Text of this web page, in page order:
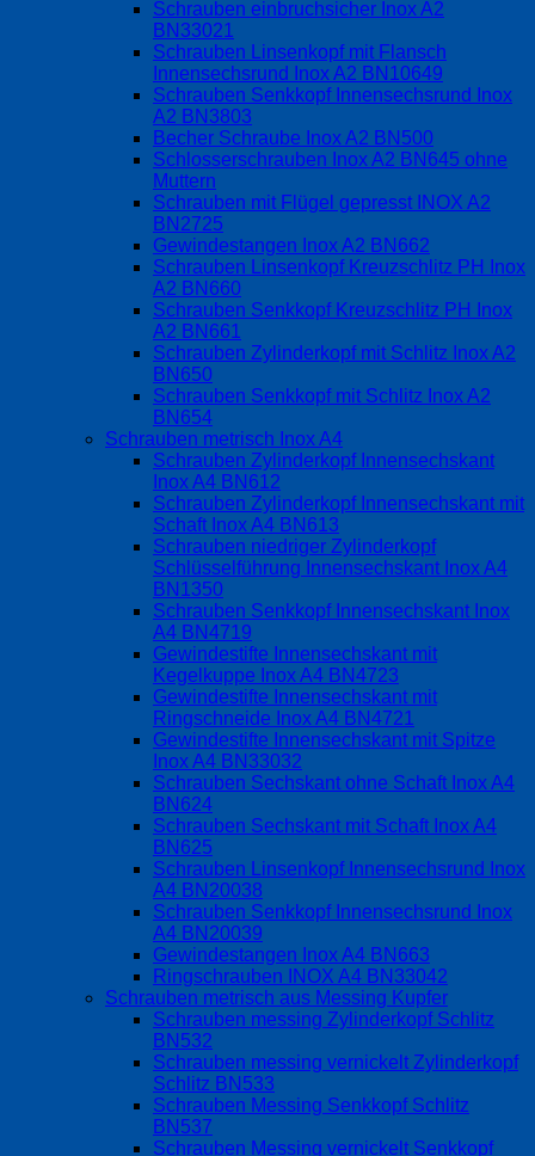
Schrauben einbruchsicher Inox A2
BN33021
Schrauben Linsenkopf mit Flansch
Innensechsrund Inox A2 BN10649
Schrauben Senkkopf Innensechsrund Inox
A2 BN3803
Becher Schraube Inox A2 BN500
Schlosserschrauben Inox A2 BN645 ohne
Muttern
Schrauben mit Flügel gepresst INOX A2
BN2725
Gewindestangen Inox A2 BN662
Schrauben Linsenkopf Kreuzschlitz PH Inox
A2 BN660
Schrauben Senkkopf Kreuzschlitz PH Inox
A2 BN661
Schrauben Zylinderkopf mit Schlitz Inox A2
BN650
Schrauben Senkkopf mit Schlitz Inox A2
BN654
Schrauben metrisch Inox A4
Schrauben Zylinderkopf Innensechskant
Inox A4 BN612
Schrauben Zylinderkopf Innensechskant mit
Schaft Inox A4 BN613
Schrauben niedriger Zylinderkopf
Schlüsselführung Innensechskant Inox A4
BN1350
Schrauben Senkkopf Innensechskant Inox
A4 BN4719
Gewindestifte Innensechskant mit
Kegelkuppe Inox A4 BN4723
Gewindestifte Innensechskant mit
Ringschneide Inox A4 BN4721
Gewindestifte Innensechskant mit Spitze
Inox A4 BN33032
Schrauben Sechskant ohne Schaft Inox A4
BN624
Schrauben Sechskant mit Schaft Inox A4
BN625
Schrauben Linsenkopf Innensechsrund Inox
A4 BN20038
Schrauben Senkkopf Innensechsrund Inox
A4 BN20039
Gewindestangen Inox A4 BN663
Ringschrauben INOX A4 BN33042
Schrauben metrisch aus Messing Kupfer
Schrauben messing Zylinderkopf Schlitz
BN532
Schrauben messing vernickelt Zylinderkopf
Schlitz BN533
Schrauben Messing Senkkopf Schlitz
BN537
Schrauben Messing vernickelt Senkkopf